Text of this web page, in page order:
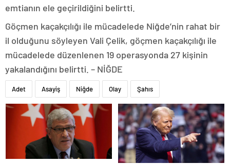
emtianın ele geçirildiğini belirtti.
Göçmen kaçakçılığı ile mücadelede Niğde’nin rahat bir
il olduğunu söyleyen Vali Çelik, göçmen kaçakçılığı ile
mücadelede düzenlenen 19 operasyonda 27 kişinin
yakalandığını belirtti. – NİĞDE
Adet Asayiş Niğde Olay Şahıs